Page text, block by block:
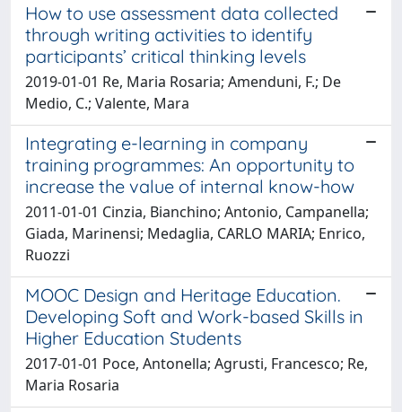
How to use assessment data collected
through writing activities to identify
participants’ critical thinking levels
2019-01-01 Re, Maria Rosaria; Amenduni, F.; De
Medio, C.; Valente, Mara
Integrating e-learning in company
training programmes: An opportunity to
increase the value of internal know-how
2011-01-01 Cinzia, Bianchino; Antonio, Campanella;
Giada, Marinensi; Medaglia, CARLO MARIA; Enrico,
Ruozzi
MOOC Design and Heritage Education.
Developing Soft and Work-based Skills in
Higher Education Students
2017-01-01 Poce, Antonella; Agrusti, Francesco; Re,
Maria Rosaria